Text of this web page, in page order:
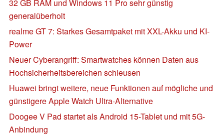
32 GB RAM und Windows 11 Pro sehr günstig
generalüberholt
realme GT 7: Starkes Gesamtpaket mit XXL-Akku und KI-
Power
Neuer Cyberangriff: Smartwatches können Daten aus
Hochsicherheitsbereichen schleusen
Huawei bringt weitere, neue Funktionen auf mögliche und
günstigere Apple Watch Ultra-Alternative
Doogee V Pad startet als Android 15-Tablet und mit 5G-
Anbindung